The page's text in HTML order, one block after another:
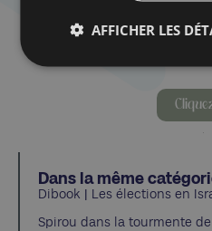
Pour découvrir tous les
Kwibuka 30 :
Dans la même
Dibook | Les élections en
Spirou dans la tourmente
AFFICHER LES